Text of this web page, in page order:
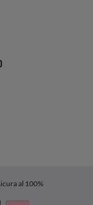
al 100%